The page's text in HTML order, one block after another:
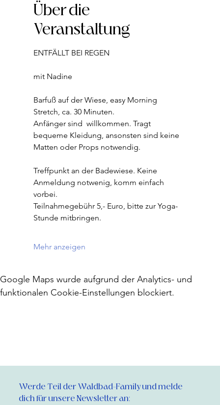
Über die
Veranstaltung
ENTFÄLLT BEI REGEN
mit Nadine
Barfuß auf der Wiese, easy Morning
Stretch, ca. 30 Minuten.
Anfänger sind  willkommen. Tragt
bequeme Kleidung, ansonsten sind keine
Matten oder Props notwendig.
Treffpunkt an der Badewiese. Keine
Anmeldung notwenig, komm einfach
vorbei.
Teilnahmegebühr 5,- Euro, bitte zur Yoga-
Stunde mitbringen.
Mehr anzeigen
Google Maps wurde aufgrund der Analytics- und
funktionalen Cookie-Einstellungen blockiert.
Werde Teil der Waldbad-Family und melde
dich für unsere Newsletter an: